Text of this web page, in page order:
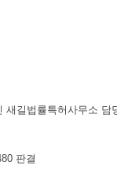
길법률특허사무소 담
판결